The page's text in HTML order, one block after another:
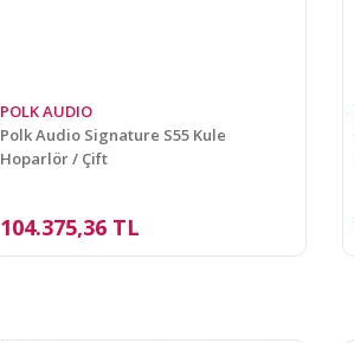
POLK AUDIO
Polk Audio Signature S55 Kule
Hoparlör / Çift
104.375,36 TL